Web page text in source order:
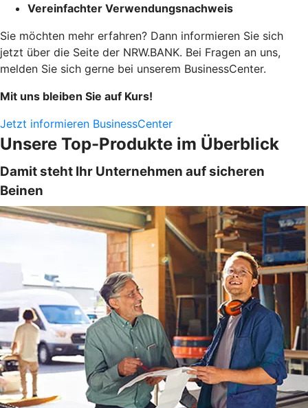
Vereinfachter Verwendungsnachweis
Sie möchten mehr erfahren? Dann informieren Sie sich
jetzt über die Seite der NRW.BANK. Bei Fragen an uns,
melden Sie sich gerne bei unserem BusinessCenter.
Mit uns bleiben Sie auf Kurs!
Jetzt informieren BusinessCenter
Unsere Top-Produkte im Überblick
Damit steht Ihr Unternehmen auf sicheren
Beinen